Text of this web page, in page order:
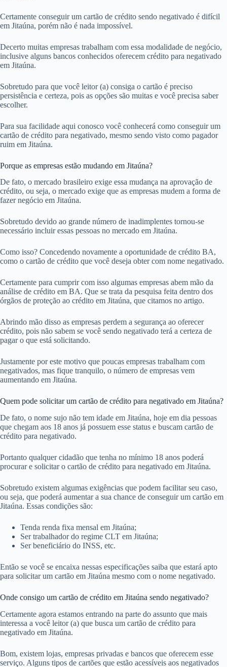
Certamente conseguir um cartão de crédito sendo negativado é difícil
em Jitaúna, porém não é nada impossível.
Decerto muitas empresas trabalham com essa modalidade de negócio,
inclusive alguns bancos conhecidos oferecem crédito para negativado
em Jitaúna.
Sobretudo para que você leitor (a) consiga o cartão é preciso
persistência e certeza, pois as opções são muitas e você precisa saber
escolher.
Para sua facilidade aqui conosco você conhecerá como conseguir um
cartão de crédito para negativado, mesmo sendo visto como pagador
ruim em Jitaúna.
Porque as empresas estão mudando em Jitaúna?
De fato, o mercado brasileiro exige essa mudança na aprovação de
crédito, ou seja, o mercado exige que as empresas mudem a forma de
fazer negócio em Jitaúna.
Sobretudo devido ao grande número de inadimplentes tornou-se
necessário incluir essas pessoas no mercado em Jitaúna.
Como isso? Concedendo novamente a oportunidade de crédito BA,
como o cartão de crédito que você deseja obter com nome negativado.
Certamente para cumprir com isso algumas empresas abem mão da
análise de crédito em BA. Que se trata da pesquisa feita dentro dos
órgãos de proteção ao crédito em Jitaúna, que citamos no artigo.
Abrindo mão disso as empresas perdem a segurança ao oferecer
crédito, pois não sabem se você sendo negativado terá a certeza de
pagar o que está solicitando.
Justamente por este motivo que poucas empresas trabalham com
negativados, mas fique tranquilo, o número de empresas vem
aumentando em Jitaúna.
Quem pode solicitar um cartão de crédito para negativado em Jitaúna?
De fato, o nome sujo não tem idade em Jitaúna, hoje em dia pessoas
que chegam aos 18 anos já possuem esse status e buscam cartão de
crédito para negativado.
Portanto qualquer cidadão que tenha no mínimo 18 anos poderá
procurar e solicitar o cartão de crédito para negativado em Jitaúna.
Sobretudo existem algumas exigências que podem facilitar seu caso,
ou seja, que poderá aumentar a sua chance de conseguir um cartão em
Jitaúna. Essas condições são:
Tenda renda fixa mensal em Jitaúna;
Ser trabalhador do regime CLT em Jitaúna;
Ser beneficiário do INSS, etc.
Então se você se encaixa nessas especificações saiba que estará apto
para solicitar um cartão em Jitaúna mesmo com o nome negativado.
Onde consigo um cartão de crédito em Jitaúna sendo negativado?
Certamente agora estamos entrando na parte do assunto que mais
interessa a você leitor (a) que busca um cartão de crédito para
negativado em Jitaúna.
Bom, existem lojas, empresas privadas e bancos que oferecem esse
serviço. Alguns tipos de cartões que estão acessíveis aos negativados